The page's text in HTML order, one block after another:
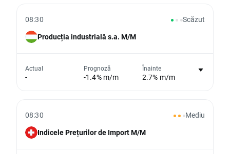
Nu există niciun grafic pentru acest
eveniment
08:30
Scăzut
Producția industrială s.a. M/M
Actual
-
Prognoză
-1.4% m/m
Înainte
2.7% m/m
08:30
Mediu
Indicele Prețurilor de Import M/M